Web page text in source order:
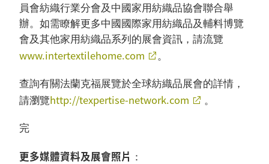
員會紡織行業分會及中國家用紡織品協會聯合舉
辦。如需瞭解更多中國國際家用紡織品及輔料博覽
會及其他家用紡織品系列的展會資訊，請流覽
www.intertextilehome.com 。
查詢有關法蘭克福展覽於全球紡織品展會的詳情，
請瀏覽http://texpertise-network.com 。
完
更多媒體資料及展會照片 ：